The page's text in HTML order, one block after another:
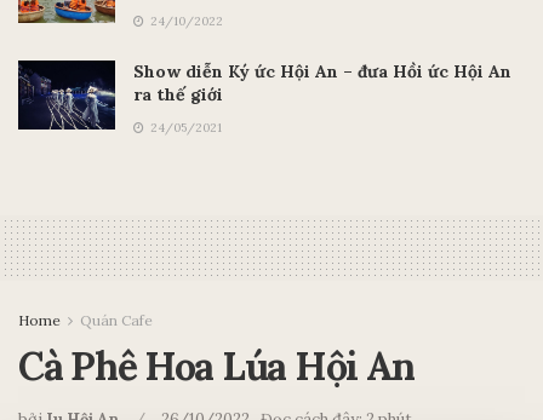
24/10/2022
Show diễn Ký ức Hội An – đưa Hồi ức Hội An
ra thế giới
24/05/2021
Home Quán Cafe
Cà Phê Hoa Lúa Hội An